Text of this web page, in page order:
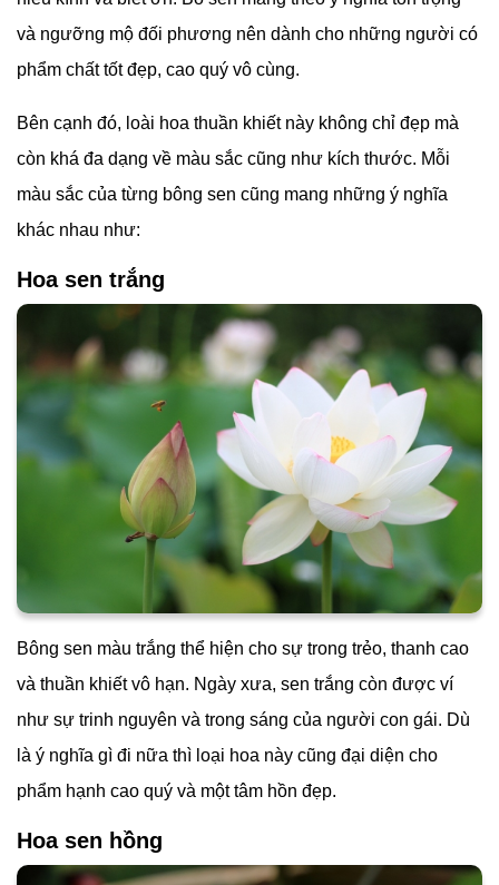
và ngưỡng mộ đối phương nên dành cho những người có
phẩm chất tốt đẹp, cao quý vô cùng.
Bên cạnh đó, loài hoa thuần khiết này không chỉ đẹp mà
còn khá đa dạng về màu sắc cũng như kích thước. Mỗi
màu sắc của từng bông sen cũng mang những ý nghĩa
khác nhau như:
Hoa sen trắng
Bông sen màu trắng thể hiện cho sự trong trẻo, thanh cao
và thuần khiết vô hạn. Ngày xưa, sen trắng còn được ví
như sự trinh nguyên và trong sáng của người con gái. Dù
là ý nghĩa gì đi nữa thì loại hoa này cũng đại diện cho
phẩm hạnh cao quý và một tâm hồn đẹp.
Hoa sen hồng